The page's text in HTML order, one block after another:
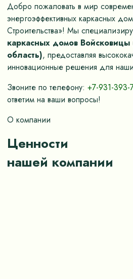
Добро пожаловать в мир
энергоэффективных каркасных
Строительства»! Мы
каркасных домов Войсковицы
область), предоставляя
инновационные решения для
Звоните по телефону: +7-931-393-
ответим на ваши вопросы!
О компании
Ценности
нашей компании